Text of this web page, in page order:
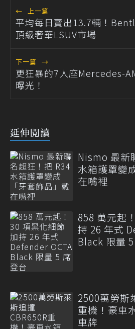
← 上一篇
平均每日賣出13.7輛！
頂級奢華LSUV市場
下一篇 →
更狂暴的7人座Mercedes-
曝光！
延伸閱讀
Nismo 最新
水箱護罩變
在嘴裡
858 萬元起
持 26 年式
Black 限量
2500萬勞斯
重機！豪車
車牌